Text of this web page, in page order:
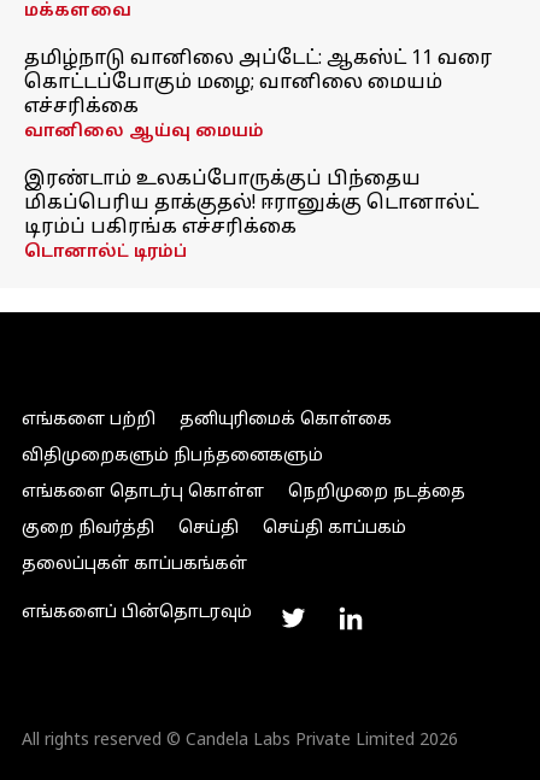
மக்களவை
தமிழ்நாடு வானிலை அப்டேட்: ஆகஸ்ட் 11 வரை
கொட்டப்போகும் மழை; வானிலை மையம்
எச்சரிக்கை
வானிலை ஆய்வு மையம்
இரண்டாம் உலகப்போருக்குப் பிந்தைய
மிகப்பெரிய தாக்குதல்! ஈரானுக்கு டொனால்ட்
டிரம்ப் பகிரங்க எச்சரிக்கை
டொனால்ட் டிரம்ப்
எங்களை பற்றி
தனியுரிமைக் கொள்கை
விதிமுறைகளும் நிபந்தனைகளும்
எங்களை தொடர்பு கொள்ள
நெறிமுறை நடத்தை
குறை நிவர்த்தி
செய்தி
செய்தி காப்பகம்
தலைப்புகள் காப்பகங்கள்
எங்களைப் பின்தொடரவும்
All rights reserved © Candela Labs Private Limited 2026